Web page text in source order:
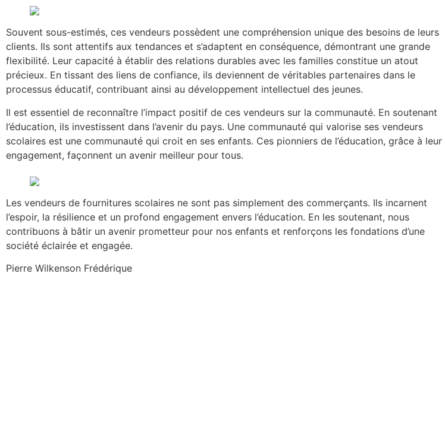
Souvent sous-estimés, ces vendeurs possèdent une compréhension unique des besoins de leurs
clients. Ils sont attentifs aux tendances et s’adaptent en conséquence, démontrant une grande
flexibilité. Leur capacité à établir des relations durables avec les familles constitue un atout
précieux. En tissant des liens de confiance, ils deviennent de véritables partenaires dans le
processus éducatif, contribuant ainsi au développement intellectuel des jeunes.
Il est essentiel de reconnaître l’impact positif de ces vendeurs sur la communauté. En soutenant
l’éducation, ils investissent dans l’avenir du pays. Une communauté qui valorise ses vendeurs
scolaires est une communauté qui croit en ses enfants. Ces pionniers de l’éducation, grâce à leur
engagement, façonnent un avenir meilleur pour tous.
Les vendeurs de fournitures scolaires ne sont pas simplement des commerçants. Ils incarnent
l’espoir, la résilience et un profond engagement envers l’éducation. En les soutenant, nous
contribuons à bâtir un avenir prometteur pour nos enfants et renforçons les fondations d’une
société éclairée et engagée.
Pierre Wilkenson Frédérique